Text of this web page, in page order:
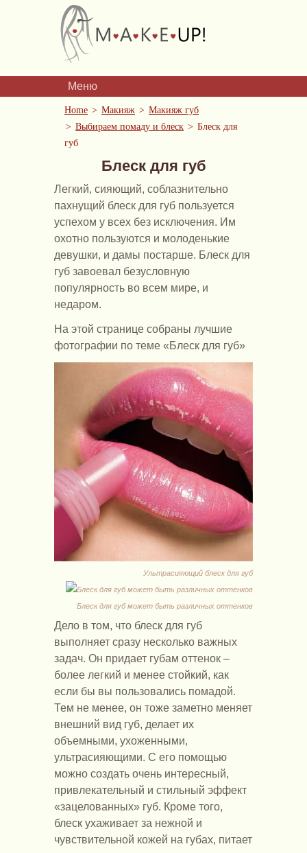
Меню
Home Макияж
Макияж губ
Выбираем помаду и блеск
Блеск для
губ
Блеск для губ
Легкий, сияющий, соблазнительно
пахнущий блеск для губ пользуется
успехом у всех без исключения. Им
охотно пользуются и молоденькие
девушки, и дамы постарше. Блеск для
губ завоевал безусловную
популярность во всем мире, и
недаром.
На этой странице собраны лучшие
фотографии по теме «Блеск для губ»
Ультрасияющий блеск для губ
Блеск для губ может быть различных оттенков
Дело в том, что блеск для губ
выполняет сразу несколько важных
задач. Он придает губам оттенок –
более легкий и менее стойкий, как
если бы вы пользовались помадой.
Тем не менее, он тоже заметно меняет
внешний вид губ, делает их
объемными, ухоженными,
ультрасияющими. С его помощью
можно создать очень интересный,
привлекательный и стильный эффект
«зацелованных» губ. Кроме того,
блеск ухаживает за нежной и
чувствительной кожей на губах, питает